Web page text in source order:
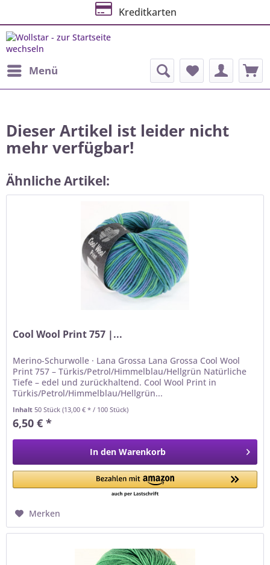
Kreditkarten
Menü
Dieser Artikel ist leider nicht
mehr verfügbar!
Ähnliche Artikel:
Cool Wool Print 757 |...
Merino-Schurwolle · Lana Grossa Lana Grossa Cool Wool
Print 757 – Türkis/Petrol/Himmelblau/Hellgrün Natürliche
Tiefe – edel und zurückhaltend. Cool Wool Print in
Türkis/Petrol/Himmelblau/Hellgrün...
Inhalt50 Stück(13,00 € * / 100 Stück)
6,50 € *
In den Warenkorb
Merken